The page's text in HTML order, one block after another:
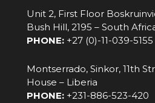
Unit 2, First Floor
Bush Hill, 2195 – South
PHONE: +27 (0)-11-039-5155
Montserrado, Sinkor, 11th
House – Liberia
PHONE: ‪+231-886-523-420‬